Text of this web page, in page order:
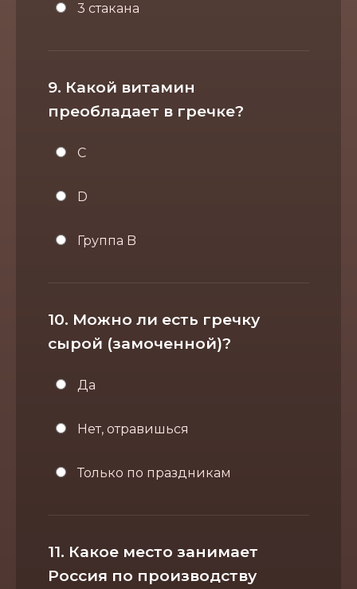
3 стакана
9. Какой витамин
преобладает в гречке?
С
D
Группа B
10. Можно ли есть гречку
сырой (замоченной)?
Да
Нет, отравишься
Только по праздникам
11. Какое место занимает
Россия по производству